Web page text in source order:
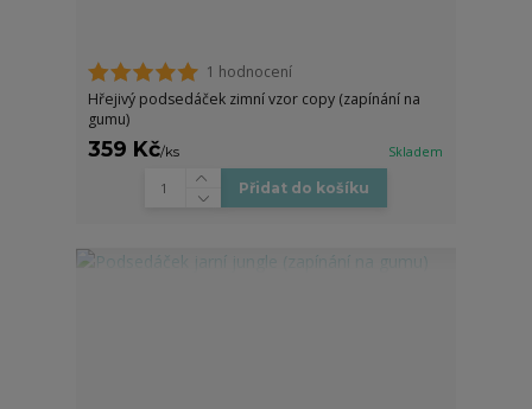
1 hodnocení
Hřejivý podsedáček zimní vzor copy (zapínání na
gumu)
359 Kč/ks Skladem
Přidat do košíku